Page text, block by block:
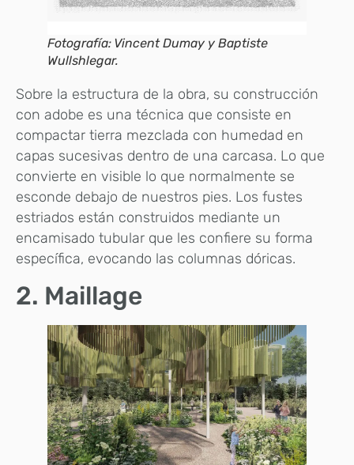
Fotografía: Vincent Dumay y Baptiste
Wullshlegar.
Sobre la estructura de la obra, su construcción
con adobe es una técnica que consiste en
compactar tierra mezclada con humedad en
capas sucesivas dentro de una carcasa. Lo que
convierte en visible lo que normalmente se
esconde debajo de nuestros pies. Los fustes
estriados están construidos mediante un
encamisado tubular que les confiere su forma
específica, evocando las columnas dóricas.
2. Maillage